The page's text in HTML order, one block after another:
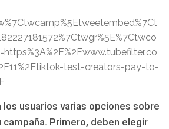
test-creators-pay-to-
usuarios varias opciones sobre
Primero, deben elegir